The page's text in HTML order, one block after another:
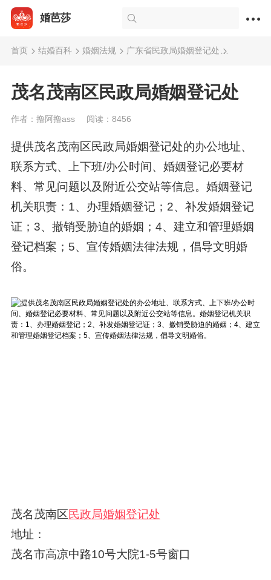
婚芭莎
首页 结婚百科 婚姻法规 广东省民政局婚姻登记处
茂名茂南区民政局婚姻登记处
作者：撸阿撸ass 阅读：8456
提供茂名茂南区民政局婚姻登记处的办公地址、
联系方式、上下班/办公时间、婚姻登记必要材
料、常见问题以及附近公交站等信息。婚姻登记
机关职责：1、办理婚姻登记；2、补发婚姻登记
证；3、撤销受胁迫的婚姻；4、建立和管理婚姻
登记档案；5、宣传婚姻法律法规，倡导文明婚
俗。
茂名茂南区 民政局婚姻登记处
地址：
茂名市高凉中路10号大院1-5号窗口